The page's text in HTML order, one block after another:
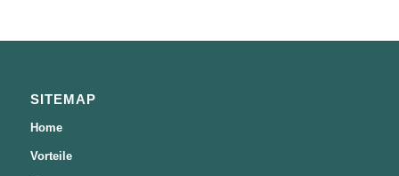
SITEMAP
Home
Vorteile